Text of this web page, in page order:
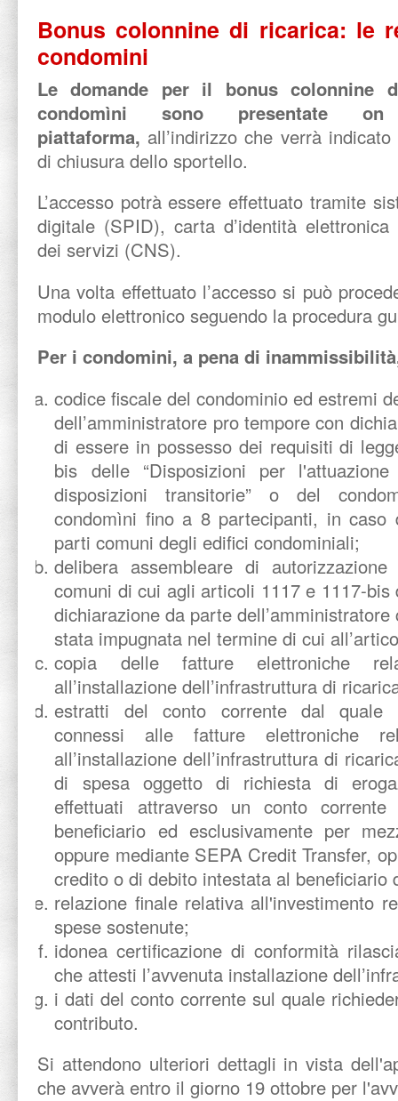
Bonus colonnine di ricarica: le
condomini
Le domande per il bonus colonnine
condomìni sono presentate
piattaforma, all’indirizzo che verrà
di chiusura dello sportello.
L’accesso potrà essere effettuato tramite
digitale (SPID), carta d’identità
dei servizi (CNS).
Una volta effettuato l’accesso si può
modulo elettronico seguendo la procedura
Per i condomini, a pena di
codice fiscale del condominio ed estremi
dell’amministratore pro tempore con
di essere in possesso dei requisiti di
bis delle “Disposizioni per
disposizioni transitorie” o del
condomìni fino a 8 partecipanti, in
parti comuni degli edifici condominiali;
delibera assembleare di
comuni di cui agli articoli 1117 e 1117-
dichiarazione da parte
stata impugnata nel termine di cui
copia delle fatture elettroniche
all’installazione dell’infrastruttura di
estratti del conto corrente dal quale
connessi alle fatture elettroniche
all’installazione dell’infrastruttura di
di spesa oggetto di richiesta di
effettuati attraverso un conto
beneficiario ed esclusivamente per
oppure mediante SEPA Credit Transfer,
credito o di debito intestata al beneficiario
relazione finale relativa all'investimento
spese sostenute;
idonea certificazione di conformità
che attesti l’avvenuta installazione
i dati del conto corrente sul quale
contributo.
Si attendono ulteriori dettagli in vista
che avverà entro il giorno 19 ottobre per